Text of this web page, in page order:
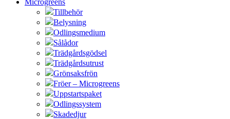
Microgreens
Tillbehör
Belysning
Odlingsmedium
Sålådor
Trädgårdsgödsel
Trädgårdsutrust
Grönsaksfrön
Fröer – Microgreens
Uppstartspaket
Odlingssystem
Skadedjur